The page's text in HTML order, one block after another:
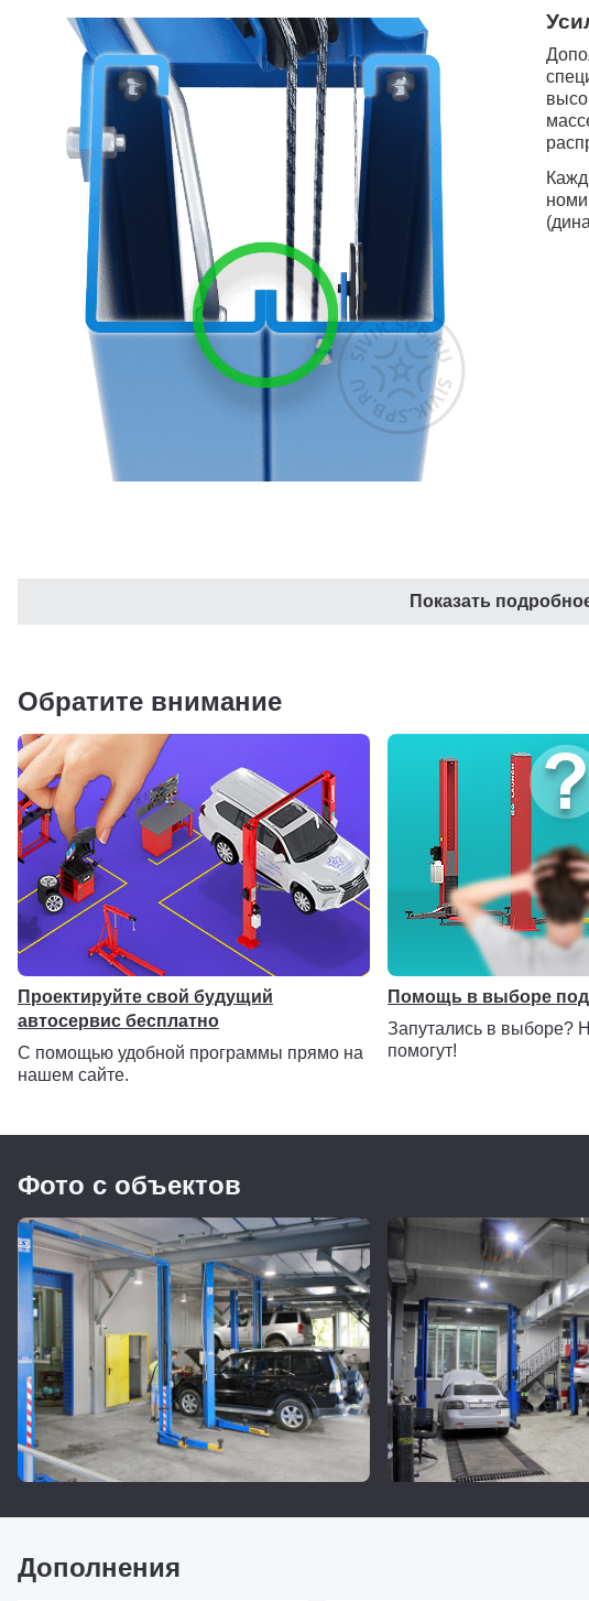
мм.
295
Показать
Обратите внимание
Проектируйте свой будущий
автосервис бесплатно
С помощью удобной программы прямо на
нашем сайте.
Помощь в выборе
Запутались в выборе?
помогут!
Фото с объектов
Дополнения